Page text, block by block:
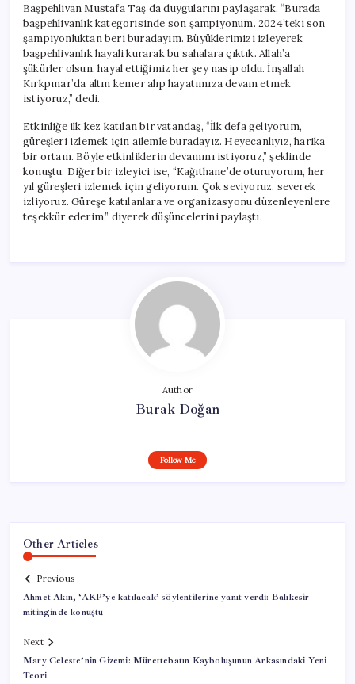
Başpehlivan Mustafa Taş da duygularını paylaşarak, “Burada
başpehlivanlık kategorisinde son şampiyonum. 2024’teki son
şampiyonluktan beri buradayım. Büyüklerimizi izleyerek
başpehlivanlık hayali kurarak bu sahalara çıktık. Allah’a
şükürler olsun, hayal ettiğimiz her şey nasip oldu. İnşallah
Kırkpınar’da altın kemer alıp hayatımıza devam etmek
istiyoruz,” dedi.
Etkinliğe ilk kez katılan bir vatandaş, “İlk defa geliyorum,
güreşleri izlemek için ailemle buradayız. Heyecanlıyız, harika
bir ortam. Böyle etkinliklerin devamını istiyoruz,” şeklinde
konuştu. Diğer bir izleyici ise, “Kağıthane’de oturuyorum, her
yıl güreşleri izlemek için geliyorum. Çok seviyoruz, severek
izliyoruz. Güreşe katılanlara ve organizasyonu düzenleyenlere
teşekkür ederim,” diyerek düşüncelerini paylaştı.
Author
Burak Doğan
Follow Me
Other Articles
Previous
Ahmet Akın, ‘AKP’ye katılacak’ söylentilerine yanıt verdi: Balıkesir
mitinginde konuştu
Next
Mary Celeste’nin Gizemi: Mürettebatın Kayboluşunun Arkasındaki Yeni
Teori